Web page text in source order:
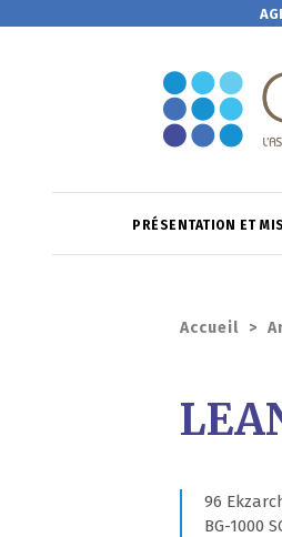
PRÉSENTATION ET
Accueil >
96
BG-1000